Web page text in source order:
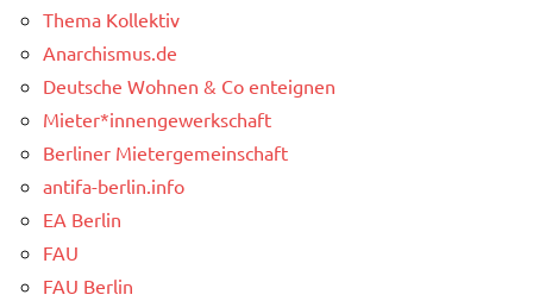
Thema Kollektiv
Anarchismus.de
Deutsche Wohnen & Co enteignen
Mieter*innengewerkschaft
Berliner Mietergemeinschaft
antifa-berlin.info
EA Berlin
FAU
FAU Berlin